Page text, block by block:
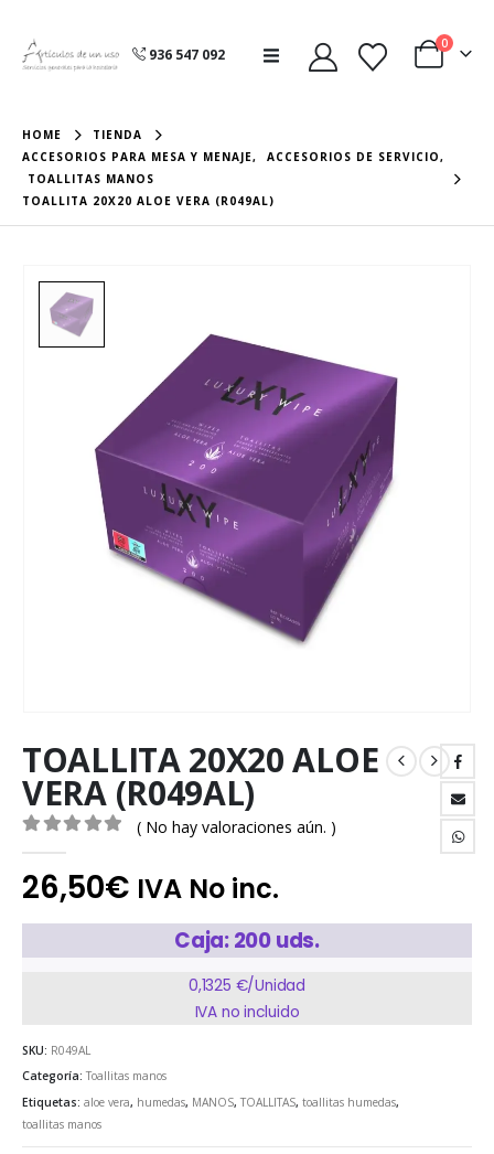
936 547 092
0
HOME
TIENDA
ACCESORIOS PARA MESA Y MENAJE, ACCESORIOS DE SERVICIO,
TOALLITAS MANOS
TOALLITA 20X20 ALOE VERA (R049AL)
TOALLITA 20X20 ALOE
VERA (R049AL)
( No hay valoraciones aún. )
26,50€ IVA No inc.
Caja: 200 uds.
0,1325 €/Unidad
IVA no incluido
SKU: R049AL
Categoría: Toallitas manos
Etiquetas: aloe vera, humedas, MANOS, TOALLITAS, toallitas humedas,
toallitas manos